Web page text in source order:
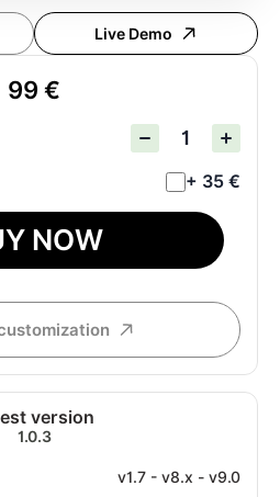
Live Demo
99 €
+ 35 €
NOW
version
1.0.3
v1.7 - v8.x - v9.0